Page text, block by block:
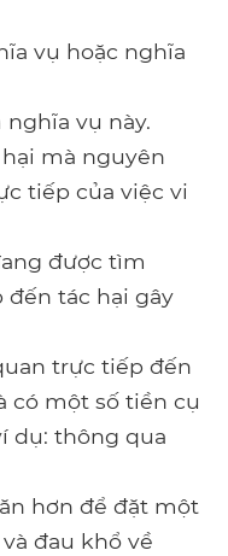
vụ hoặc nghĩa
vụ này.
mà nguyên
tiếp của việc vi
được tìm
tác hại gây
trực tiếp đến
có một số tiền cụ
dụ: thông qua
hơn để đặt một
đau khổ về